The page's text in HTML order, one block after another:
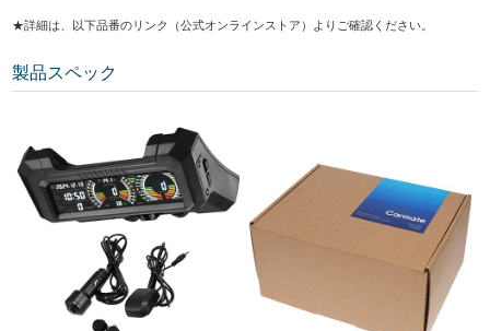
★詳細は、以下品番のリンク（公式オンラインストア）よりご確認ください。
製品スペック